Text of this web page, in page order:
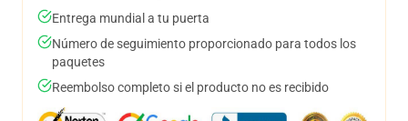
Entrega mundial a tu puerta
Número de seguimiento proporcionado para todos los
paquetes
Reembolso completo si el producto no es recibido